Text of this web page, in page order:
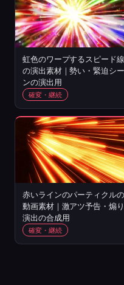
虹色のワープするスピード線
の演出素材｜勢い・緊迫シー
ンの演出用
確変・継続
赤いラインのパーティクルの
動画素材｜激アツ予告・煽り
演出の合成用
確変・継続